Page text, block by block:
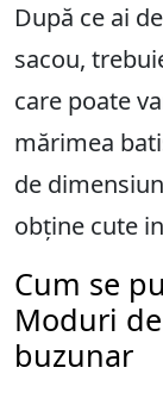
După ce ai
sacou,
care poate
mărimea
de
obține cute
Cum se
Moduri
buzunar